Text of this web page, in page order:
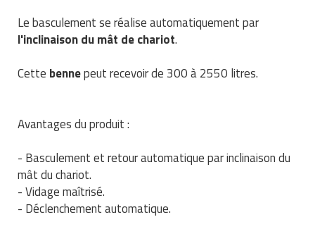
Ustensile cuisine professionnel
Vitrines pour magasin
Traitement de l'air
Traitement des eaux
Trancheuse professionnelle
Tuyau flexible
Tuyau galvanisé
Tapis de bureau
Traitement des surfaces
Traitement du linge
Vestiaires et casiers
Equipements de football
Equipements de karting
Equipements pour patinage
Equipements pour stade et terrain
sportif
Pétrin professionnel
Piano de cuisson
Plats et plateaux
Présentoir pour restaurant
Réchaud professionnel
Le basculement se réalise automatiquement par
l'inclinaison du mât de chariot.
Cette bennepeut recevoir de 300 à 2550 litres.
Avantages du produit :
- Basculement et retour automatique par inclinaison du
mât du chariot.
- Vidage maîtrisé.
- Déclenchement automatique.